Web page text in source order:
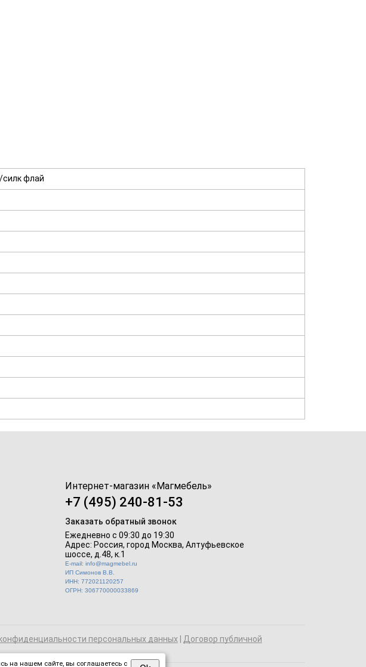
силк флай
Интернет-магазин « Магмебель»
+7 (495) 240-81-53
Заказать обратный звонок
Ежедневно с 09:30 до 19:30
Адрес: Россия, город Москва, Алтуфьевское
шоссе, д.48, к.1
E-mail: info@magmebel.ru
ИП Симонов В.В.
ИНН: 772021120257
ОГРН: 306770000033869
персональных данных| Договор публичной
на нашем сайте, вы соглашаетесь с